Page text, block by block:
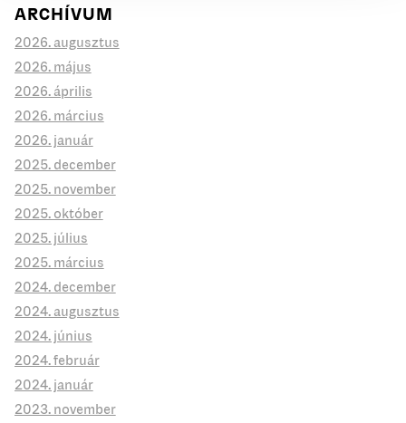
ARCHÍVUM
2026. augusztus
2026. május
2026. április
2026. március
2026. január
2025. december
2025. november
2025. október
2025. július
2025. március
2024. december
2024. augusztus
2024. június
2024. február
2024. január
2023. november